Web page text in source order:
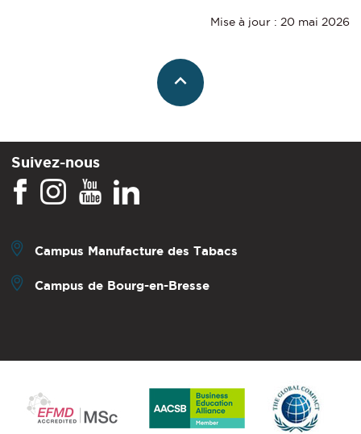
Mise à jour : 20 mai 2026
Suivez-nous
Campus Manufacture des Tabacs
Campus de Bourg-en-Bresse